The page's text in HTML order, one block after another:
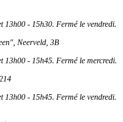
13h00 - 15h30. Fermé le vendredi.
Neerveld, 3B
13h00 - 15h45. Fermé le mercredi.
13h00 - 15h45. Fermé le vendredi.